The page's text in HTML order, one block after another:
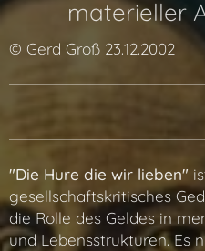
materieller
© Gerd Groß 23.12.2002
"Die Hure die wir lieben"
gesellschaftskritisches
die Rolle des Geldes in
und Lebensstrukturen. Es